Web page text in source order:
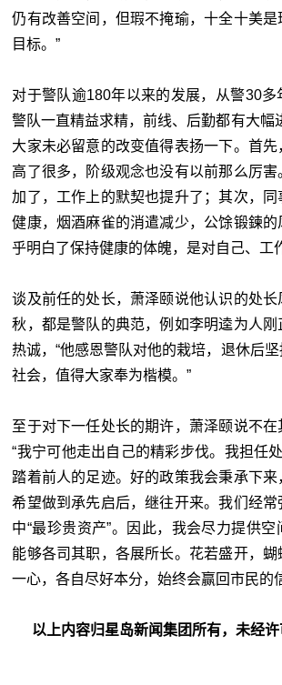
仍有改善空间，但瑕不掩瑜，十全十美
目标。”
对于警队逾180年以来的发展，从警30多
警队一直精益求精，前线、后勤都有大幅
大家未必留意的改变值得表扬一下。首
高了很多，阶级观念也没有以前那么厉
加了，工作上的默契也提升了；其次，
健康，烟酒麻雀的消遣减少，公馀锻鍊
乎明白了保持健康的体魄，是对自己、工
谈及前任的处长，萧泽颐说他认识的处
秋，都是警队的典范，例如李明逵为人
热诚，“他感恩警队对他的栽培，退休后
社会，值得大家奉为楷模。”
至于对下一任处长的期许，萧泽颐说不在
“我宁可他走出自己的精彩步伐。我担任
踏着前人的足迹。好的政策我会秉承下来
希望做到承先启后，继往开来。我们经常
中“最珍贵资产”。因此，我会尽力提供
能够各司其职，各展所长。花若盛开，
一心，各自尽好本分，始终会赢回市民的
以上内容归星岛新闻集团所有，未经许